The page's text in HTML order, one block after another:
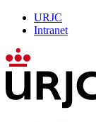
URJC
Intranet